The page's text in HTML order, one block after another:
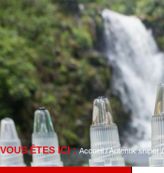
VOUS ÊTES ICI :Accueil/Autentik sniper